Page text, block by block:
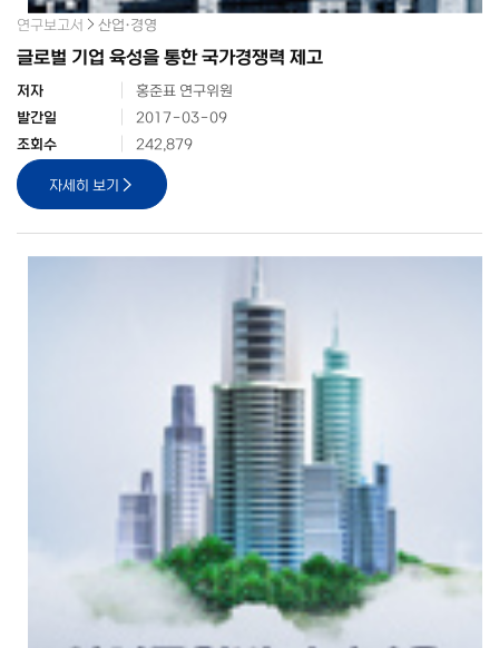
연구보고서 산업·경영
글로벌 기업 육성을 통한 국가경쟁력 제고
저자
홍준표 연구위원
발간일
2017-03-09
조회수
242,879
자세히 보기